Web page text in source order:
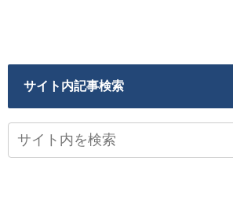
サイト内記事検索